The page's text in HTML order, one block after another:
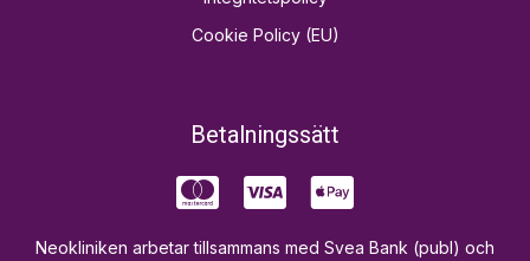
Cookie Policy (EU)
Betalningssätt
Neokliniken arbetar tillsammans med Svea Bank (publ) och